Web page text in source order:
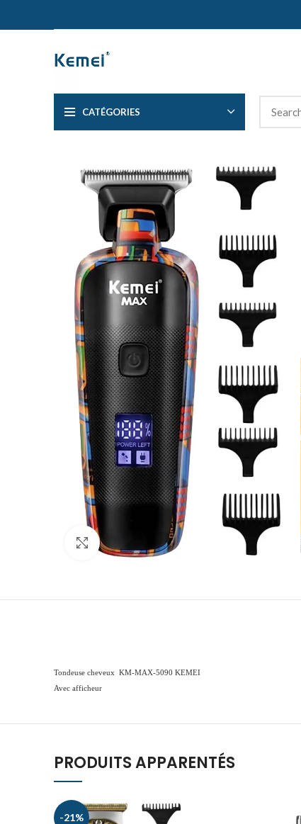
CATÉGORIES
Click to enlarge
Tondeuse cheveux KM-MAX-5090 KEMEI
Avec afficheur
PRODUITS APPARENTÉS
-21%